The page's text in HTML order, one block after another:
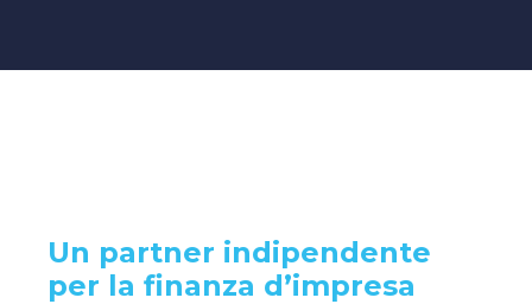
Un partner indipendente
per la finanza d’impresa